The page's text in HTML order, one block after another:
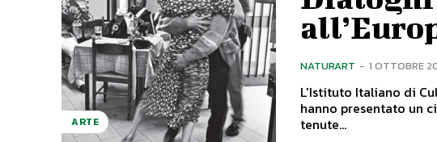
ARTE
NATURART - 1 OTTOBRE
L'Istituto Italiano di
hanno presentato un
tenute...